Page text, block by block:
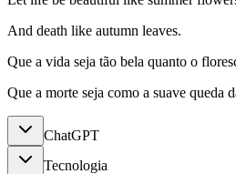
And death like autumn leaves.
Que a vida seja tão bela quanto o
Que a morte seja como a suave queda
ChatGPT
Tecnologia